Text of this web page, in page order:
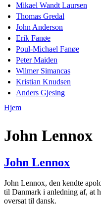
Mikael Wandt Laursen
Thomas Gredal
John Anderson
Erik Fanøe
Poul-Michael Fanøe
Peter Maiden
Wilmer Simancas
Kristian Knudsen
Anders Gjesing
Hjem
John Lennox
John Lennox
John Lennox, den kendte
til Danmark i anledning af, at
oversat til dansk.